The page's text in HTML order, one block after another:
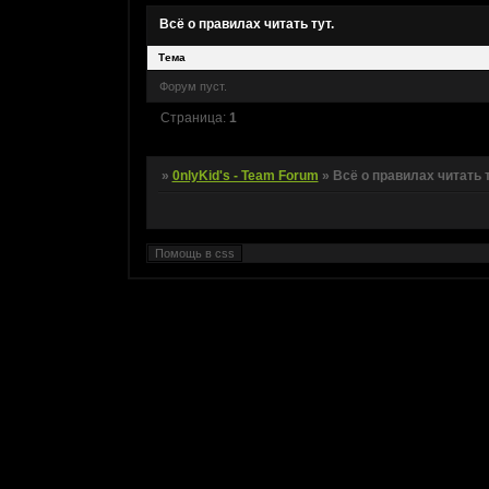
Всё о правилах читать тут.
Тема
Форум пуст.
Страница: 1
» 0nlyKid's - Team Forum » Всё о правилах читать